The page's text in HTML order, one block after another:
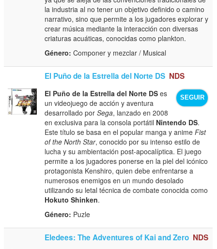
la industria al no tener un objetivo definido o camino
narrativo, sino que permite a los jugadores explorar y
crear música mediante la interacción con diversas
criaturas acuáticas, conocidas como plankton.
Género: Componer y mezclar / Musical
El Puño de la Estrella del Norte DS NDS
SEGUIR
El Puño de la Estrella del Norte DS es
un videojuego de acción y aventura
desarrollado porSega, lanzado en 2008
en exclusiva para la consola portátil Nintendo DS.
Este título se basa en el popular manga y animeFist
of the North Star, conocido por su intenso estilo de
lucha y su ambientación post-apocalíptica. El juego
permite a los jugadores ponerse en la piel del icónico
protagonista Kenshiro, quien debe enfrentarse a
numerosos enemigos en un mundo desolado
utilizando su letal técnica de combate conocida como
Hokuto Shinken.
Género: Puzle
Eledees: The Adventures of Kai and Zero NDS